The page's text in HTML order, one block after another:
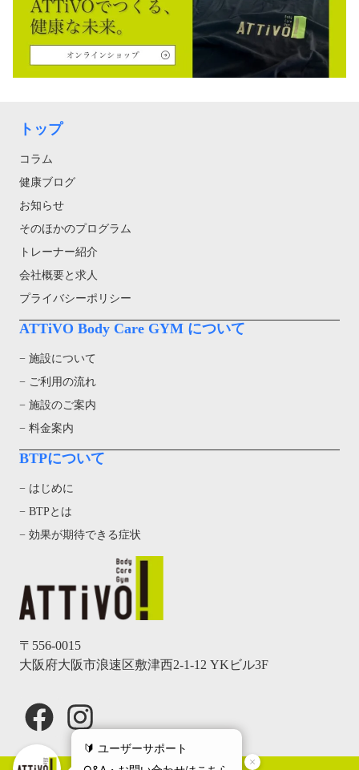
〒556-0015
大阪府大阪市浪速区敷津西2-1-12 YKビル3F
Facebook
Instagram
トップ
コラム
健康ブログ
お知らせ
そのほかのプログラム
トレーナー紹介
会社概要と求人
プライバシーポリシー
ATTiVO Body Care GYM について
− 施設について
− ご利用の流れ
− 施設のご案内
− 料金案内
BTPについて
− はじめに
− BTPとは
− 効果が期待できる症状